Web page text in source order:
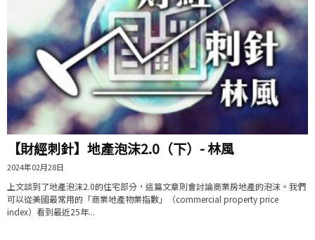
【財經刺針】地產泡沫2.0（下）- 林風
2024年02月28日
上文談到了地產泡沫2.0的住宅部分，這篇文章則會討論商業房地產的泡沫。我們
可以從美國最常用的「商業地產物業指數」（commercial property price
index）看到最近25年...